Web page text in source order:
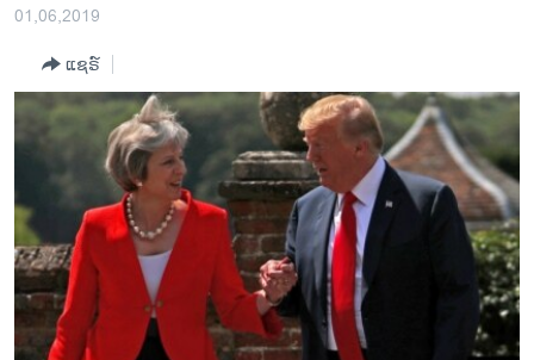
ຫາ
ຂ່າວ​ຈີນ
ໂລກ
ເອເຊຍ
ອິດສະຫຼະພາບດ້ານການຂ່າວ
ຊີວິດຊາວລາວ
ຊຸມຊົນຊາວລາວ
ວິທະຍາສາດ-ເທັກໂນໂລຈີ
ທຸລະກິດ
01,06,2019
ແຊຣ໌